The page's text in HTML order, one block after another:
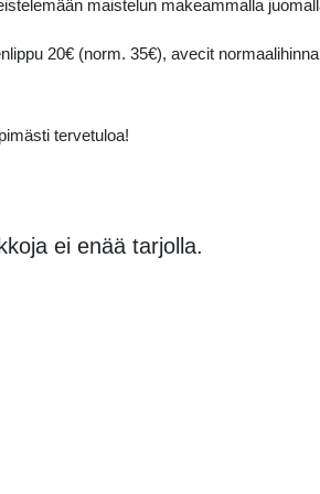
maistelun makeammalla
20€ (norm. 35€), avecit
tervetuloa!
ei enää tarjolla.